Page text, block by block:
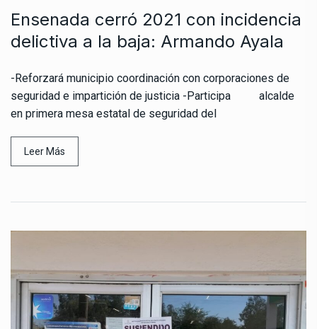
Ensenada cerró 2021 con incidencia
delictiva a la baja: Armando Ayala
-Reforzará municipio coordinación con corporaciones de
seguridad e impartición de justicia -Participa alcalde
en primera mesa estatal de seguridad del
Leer Más